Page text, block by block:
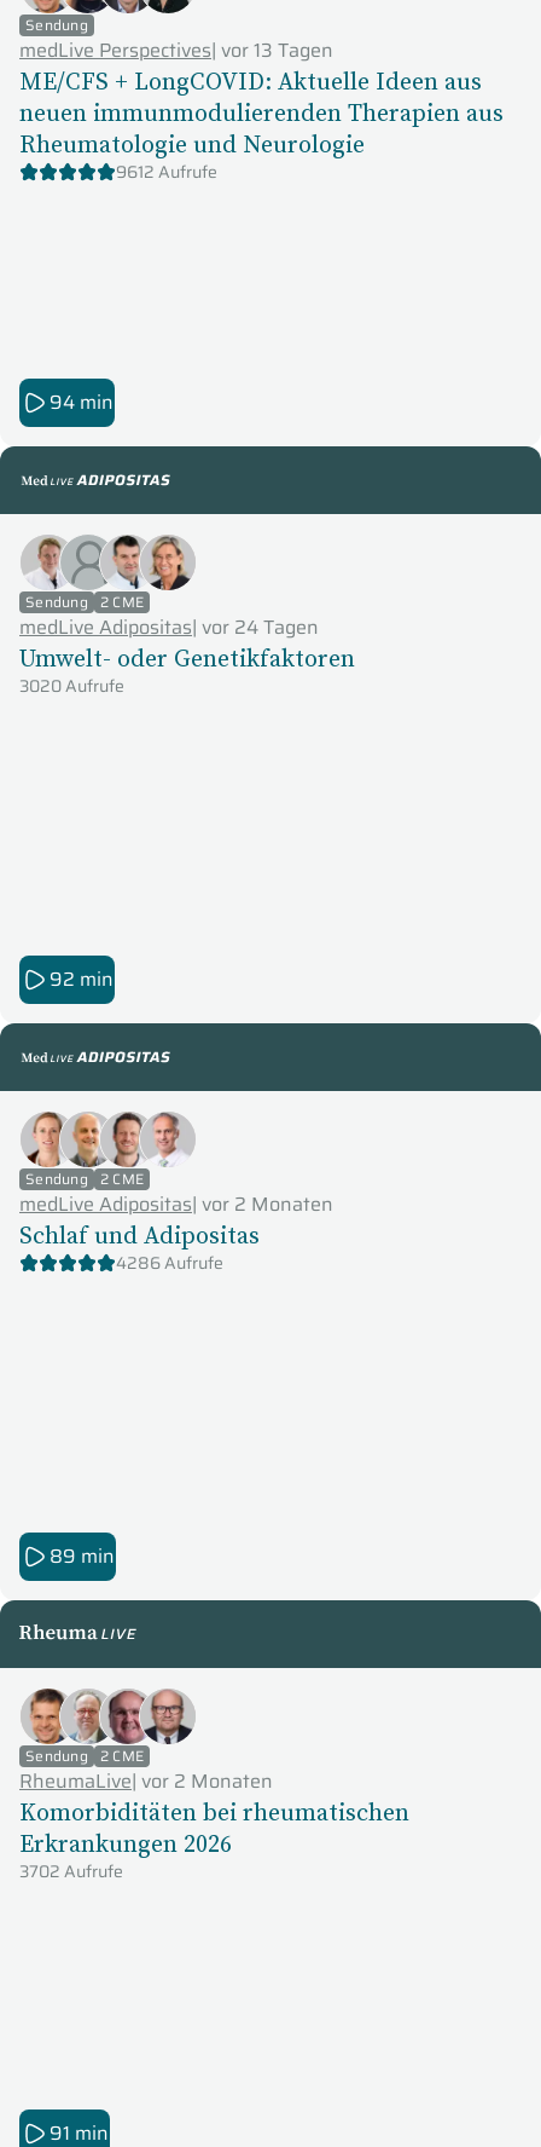
Sendung
medLive Perspectives| vor 13 Tagen
ME/CFS + LongCOVID: Aktuelle Ideen aus
neuen immunmodulierenden Therapien aus
Rheumatologie und Neurologie
9612 Aufrufe
94 min
medLive Adipositas
Sendung 2 CME
medLive Adipositas| vor 24 Tagen
Umwelt- oder Genetikfaktoren
3020 Aufrufe
92 min
medLive Adipositas
Sendung 2 CME
medLive Adipositas| vor 2 Monaten
Schlaf und Adipositas
4286 Aufrufe
89 min
RheumaLive
Sendung 2 CME
RheumaLive| vor 2 Monaten
Komorbiditäten bei rheumatischen
Erkrankungen 2026
3702 Aufrufe
91 min